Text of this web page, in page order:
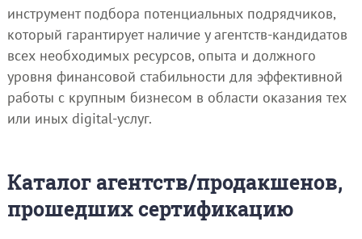
инструмент подбора потенциальных подрядчиков,
который гарантирует наличие у агентств-кандидатов
всех необходимых ресурсов, опыта и должного
уровня финансовой стабильности для эффективной
работы с крупным бизнесом в области оказания тех
или иных digital-услуг.
Каталог агентств/продакшенов,
прошедших сертификацию